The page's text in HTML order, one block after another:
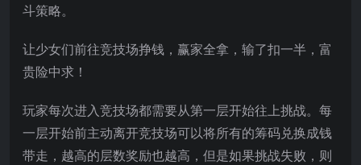
斗策略。
让少女们前往竞技场挣钱，赢家全拿，输了扣一半，富
贵险中求！
玩家每次进入竞技场都需要从第一层开始往上挑战。每
一层开始前主动离开竞技场可以将所有的筹码兑换成钱
带走，越高的层数奖励也越高，但是如果挑战失败，则